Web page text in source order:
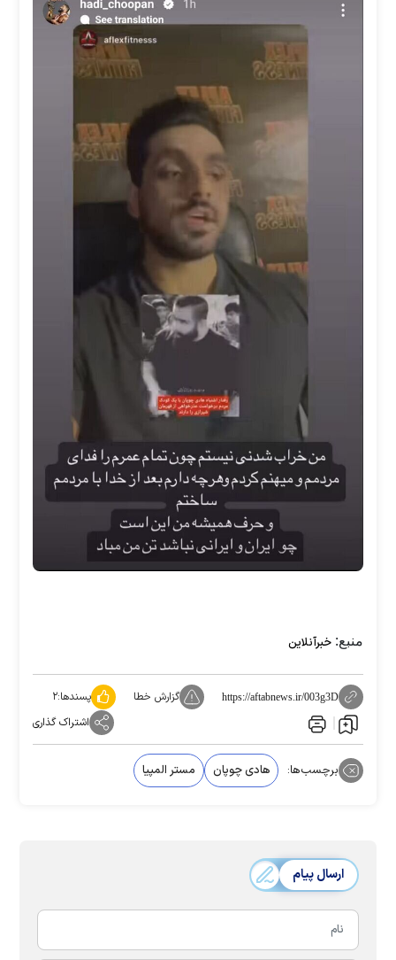
منبع: خبرآنلاین
https://aftabnews.ir/003g3D گزارش خطا پسندها:۲
اشتراک گذاری
برچسب‌ها: هادی چوپان مستر المپیا
ارسال پیام